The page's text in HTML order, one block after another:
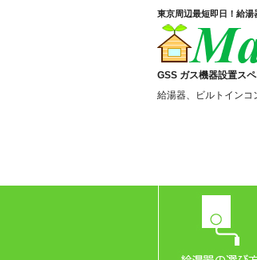
東京周辺最短即日！給湯
GSS ガス機器設置ス
給湯器、ビルトインコ